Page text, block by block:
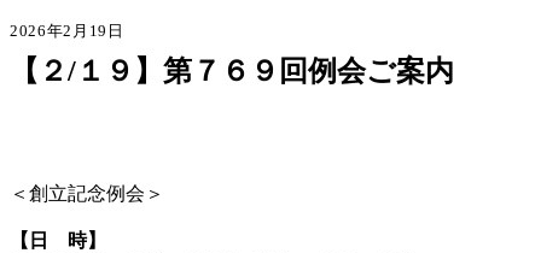
2026年2月19日
【２/１９】第７６９回例会ご案内
＜創立記念例会＞
【日 時】